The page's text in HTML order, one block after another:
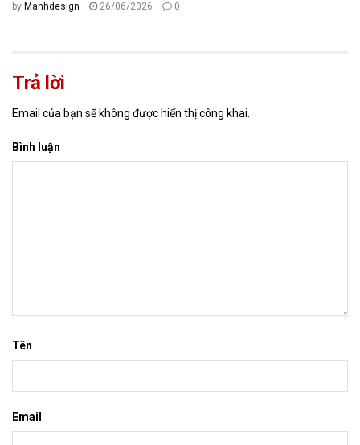
by Manhdesign 26/06/2026 0
Trả lời
Email của bạn sẽ không được hiển thị công khai.
Bình luận
Tên
Email